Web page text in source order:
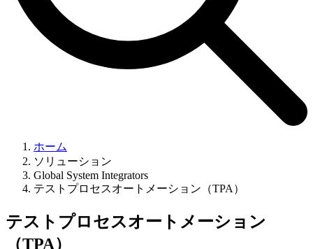
ホーム
ソリューション
Global System Integrators
テストプロセスオートメーション（TPA）
テストプロセスオートメーション
（TPA）